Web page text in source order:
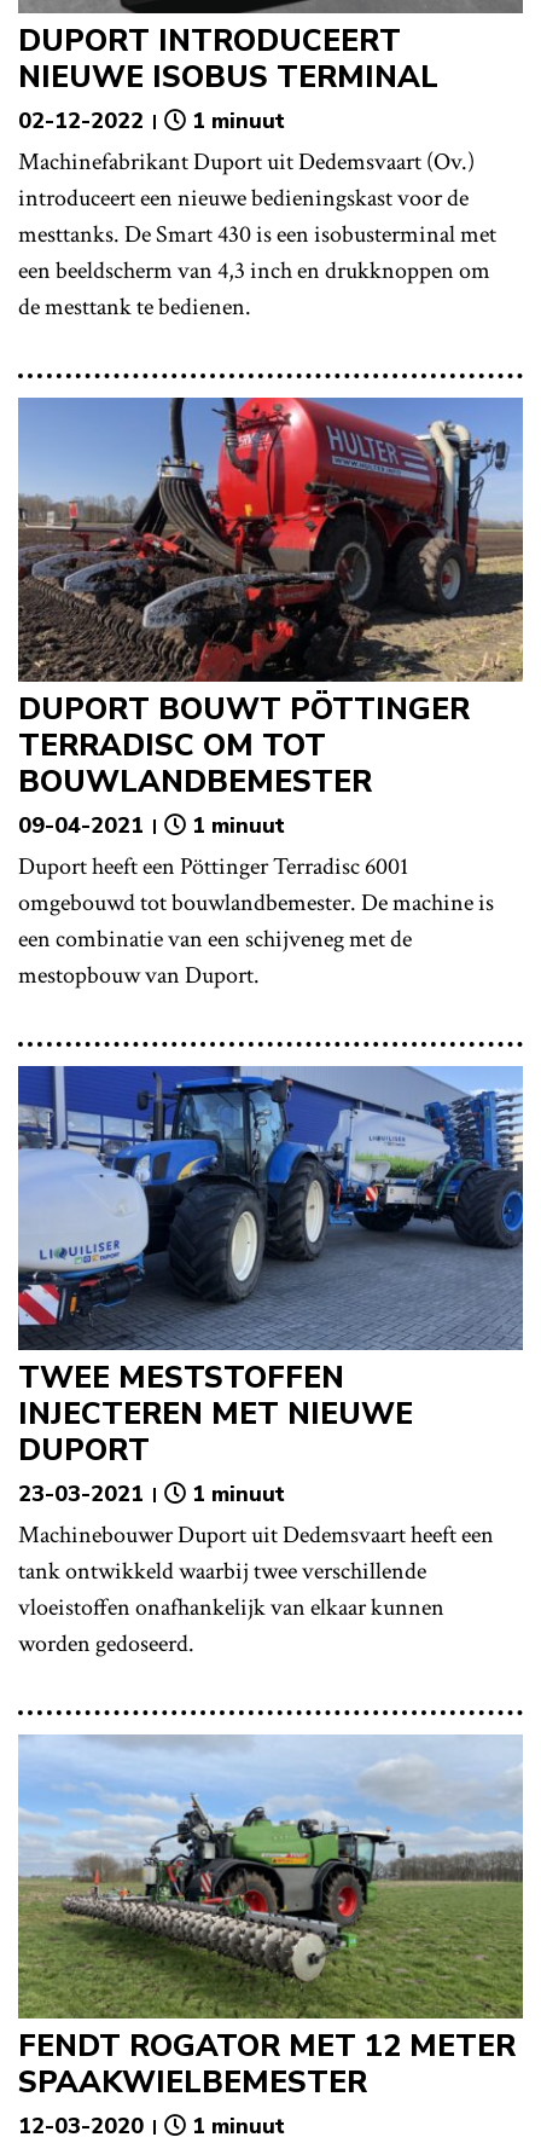
DUPORT INTRODUCEERT
NIEUWE ISOBUS TERMINAL
02-12-2022 1 minuut
Machinefabrikant Duport uit Dedemsvaart (Ov.)
introduceert een nieuwe bedieningskast voor de
mesttanks. De Smart 430 is een isobusterminal met
een beeldscherm van 4,3 inch en drukknoppen om
de mesttank te bedienen.
DUPORT BOUWT PÖTTINGER
TERRADISC OM TOT
BOUWLANDBEMESTER
09-04-2021 1 minuut
Duport heeft een Pöttinger Terradisc 6001
omgebouwd tot bouwlandbemester. De machine is
een combinatie van een schijveneg met de
mestopbouw van Duport.
TWEE MESTSTOFFEN
INJECTEREN MET NIEUWE
DUPORT
23-03-2021 1 minuut
Machinebouwer Duport uit Dedemsvaart heeft een
tank ontwikkeld waarbij twee verschillende
vloeistoffen onafhankelijk van elkaar kunnen
worden gedoseerd.
FENDT ROGATOR MET 12 METER
SPAAKWIELBEMESTER
12-03-2020 1 minuut